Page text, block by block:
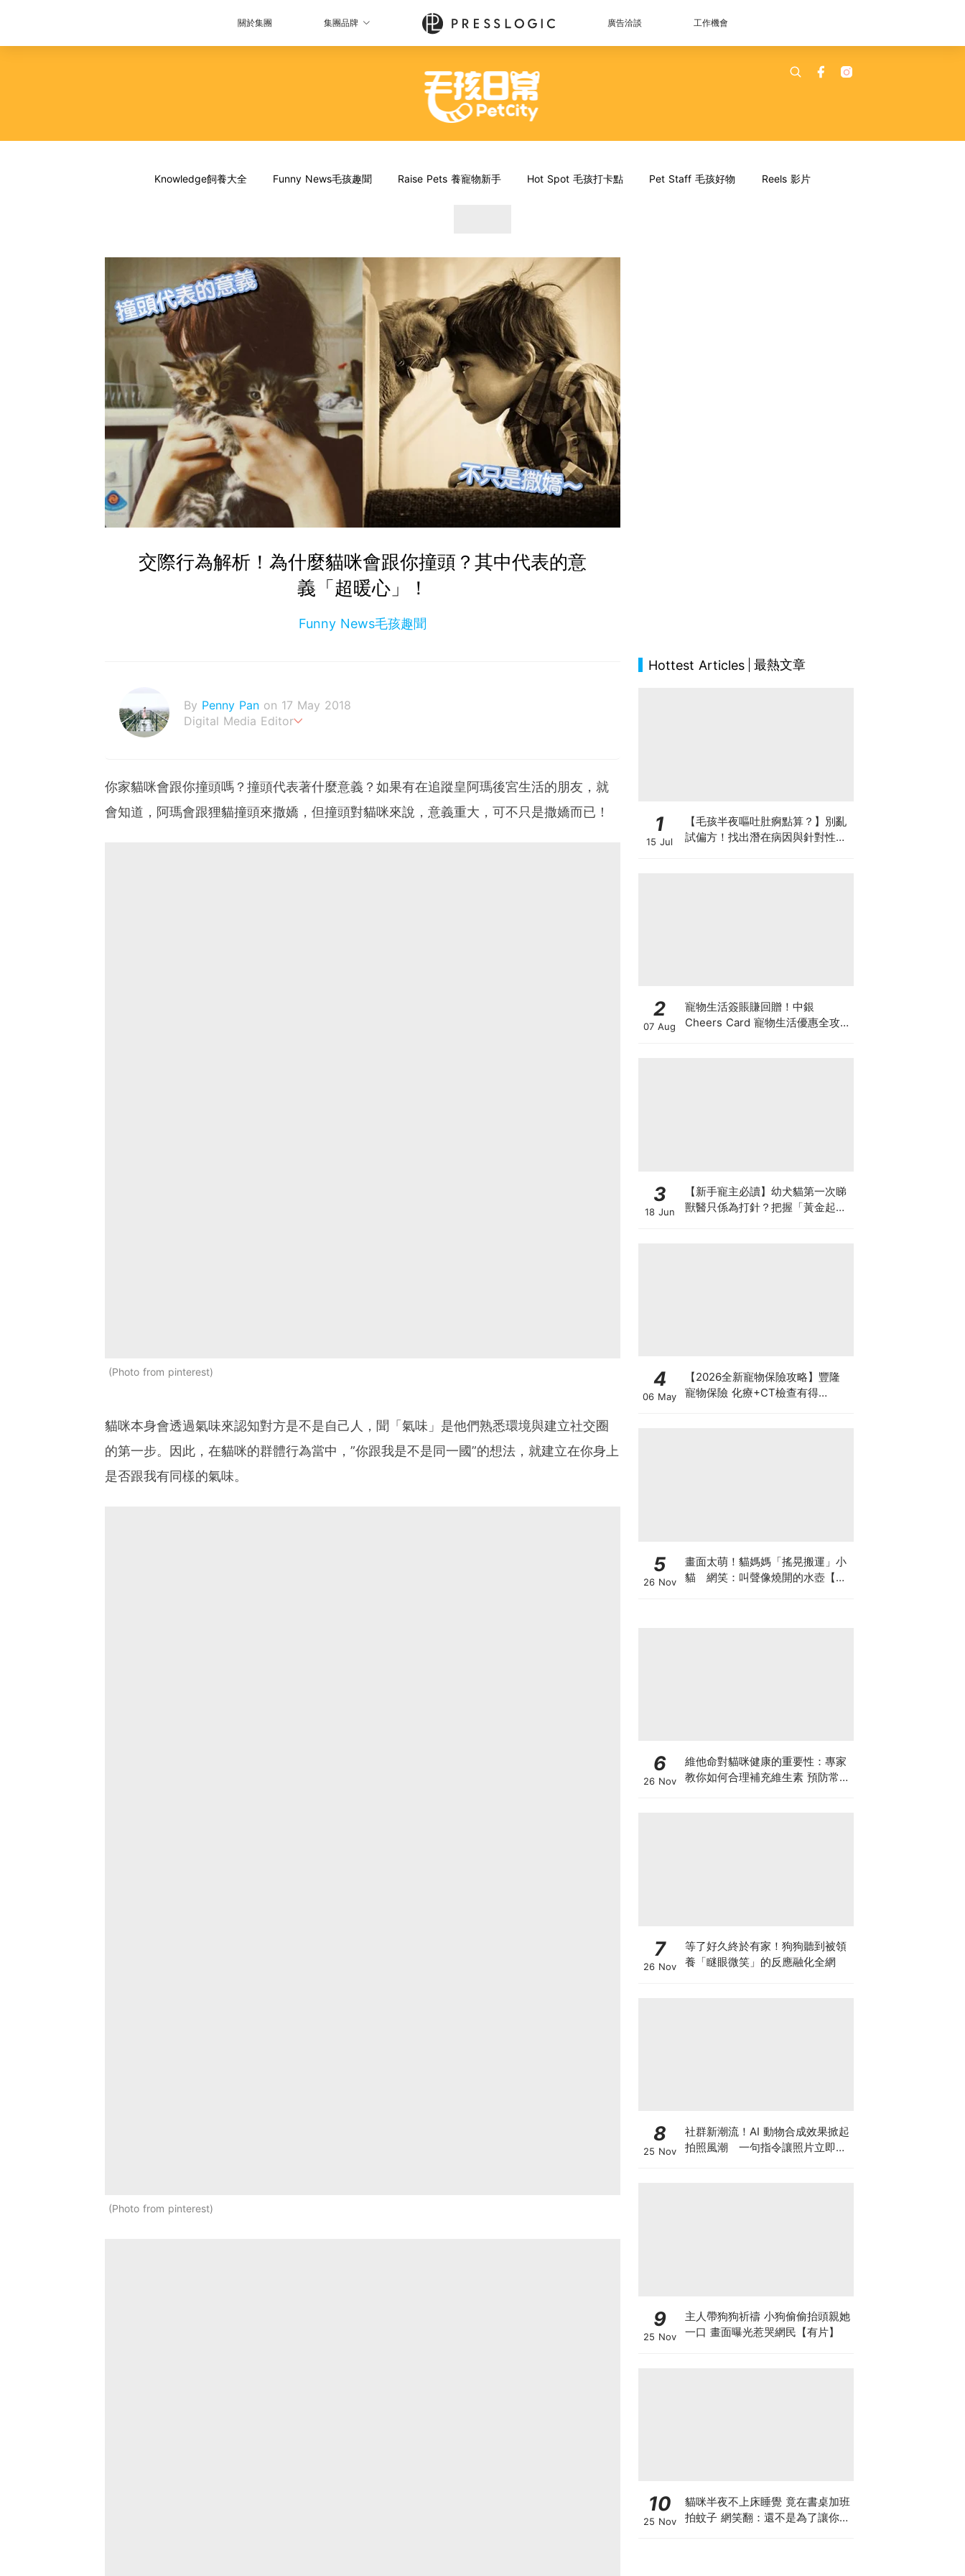
關於集團 集團品牌 廣告洽談 工作機會
Knowledge飼養大全 Funny News毛孩趣聞 Raise Pets 養寵物新手 Hot Spot 毛孩打卡點 Pet Staff 毛孩好物 Reels 影片
交際行為解析！為什麼貓咪會跟你撞頭？其中代表的意
義「超暖心」！
Funny News毛孩趣聞
By Penny Pan on 17 May 2018
Digital Media Editor
你家貓咪會跟你撞頭嗎？撞頭代表著什麼意義？如果有在追蹤皇阿瑪後宮生活的朋友，就
會知道，阿瑪會跟狸貓撞頭來撒嬌，但撞頭對貓咪來說，意義重大，可不只是撒嬌而已！
Photo from pinterest
貓咪本身會透過氣味來認知對方是不是自己人，聞「氣味」是他們熟悉環境與建立社交圈
的第一步。因此，在貓咪的群體行為當中，”你跟我是不是同一國”的想法，就建立在你身上
是否跟我有同樣的氣味。
Photo from pinterest
Hottest Articles 最熱文章
1
15 Jul
【毛孩半夜嘔吐肚痾點算？】別亂
試偏方！找出潛在病因與針對性營
2
07 Aug
寵物生活簽賬賺回贈！中銀
Cheers Card 寵物生活優惠全攻
3
18 Jun
【新手寵主必讀】幼犬貓第一次睇
獸醫只係為打針？把握「黃金起跑
4
06 May
【2026全新寵物保險攻略】豐隆
寵物保險 化療+CT檢查有得
5
26 Nov
畫面太萌！貓媽媽「搖晃搬運」小
貓 網笑：叫聲像燒開的水壺【有
6
26 Nov
維他命對貓咪健康的重要性：專家
教你如何合理補充維生素 預防常見
7
26 Nov
等了好久終於有家！狗狗聽到被領
養「瞇眼微笑」的反應融化全網
8
25 Nov
社群新潮流！AI 動物合成效果掀起
拍照風潮 一句指令讓照片立即升
9
25 Nov
主人帶狗狗祈禱 小狗偷偷抬頭親她
一口 畫面曝光惹哭網民【有片】
10
25 Nov
貓咪半夜不上床睡覺 竟在書桌加班
拍蚊子 網笑翻：還不是為了讓你睡